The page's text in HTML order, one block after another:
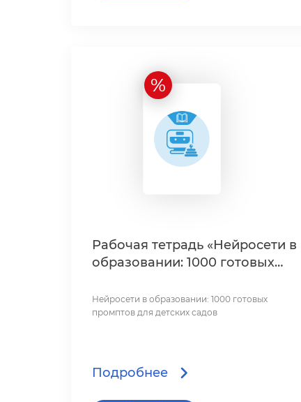
%
Рабочая тетрадь «Нейросети
образовании: 1000 готовых
Нейросети в образовании: 1000 готовых
промптов для детских садо
Подробнее